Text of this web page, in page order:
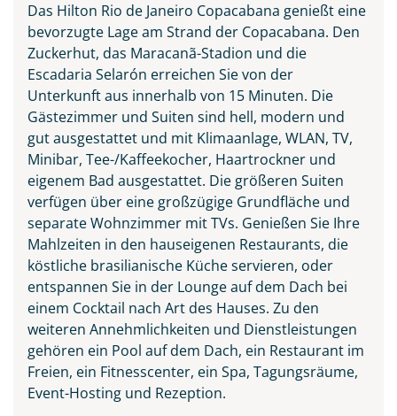
Das Hilton Rio de Janeiro Copacabana genießt eine
bevorzugte Lage am Strand der Copacabana. Den
Zuckerhut, das Maracanã-Stadion und die
Escadaria Selarón erreichen Sie von der
Unterkunft aus innerhalb von 15 Minuten. Die
Gästezimmer und Suiten sind hell, modern und
gut ausgestattet und mit Klimaanlage, WLAN, TV,
Minibar, Tee-/Kaffeekocher, Haartrockner und
eigenem Bad ausgestattet. Die größeren Suiten
verfügen über eine großzügige Grundfläche und
separate Wohnzimmer mit TVs. Genießen Sie Ihre
Mahlzeiten in den hauseigenen Restaurants, die
köstliche brasilianische Küche servieren, oder
entspannen Sie in der Lounge auf dem Dach bei
einem Cocktail nach Art des Hauses. Zu den
weiteren Annehmlichkeiten und Dienstleistungen
gehören ein Pool auf dem Dach, ein Restaurant im
Freien, ein Fitnesscenter, ein Spa, Tagungsräume,
Event-Hosting und Rezeption.